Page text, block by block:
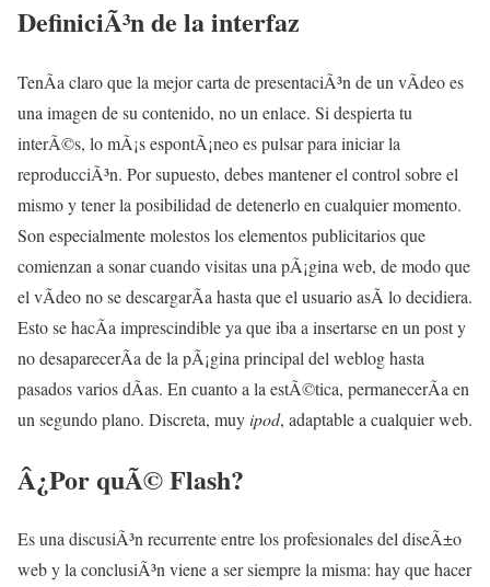
DefiniciÃ³n de la interfaz
TenÃ­a claro que la mejor carta de presentaciÃ³n de un vÃ­deo es
una imagen de su contenido, no un enlace. Si despierta tu
interÃ©s, lo mÃ¡s espontÃ¡neo es pulsar para iniciar la
reproducciÃ³n. Por supuesto, debes mantener el control sobre el
mismo y tener la posibilidad de detenerlo en cualquier momento.
Son especialmente molestos los elementos publicitarios que
comienzan a sonar cuando visitas una pÃ¡gina web, de modo que
el vÃ­deo no se descargarÃ­a hasta que el usuario asÃ­ lo decidiera.
Esto se hacÃ­a imprescindible ya que iba a insertarse en un post y
no desaparecerÃ­a de la pÃ¡gina principal del weblog hasta
pasados varios dÃ­as. En cuanto a la estÃ©tica, permanecerÃ­a en
un segundo plano. Discreta, muy ipod, adaptable a cualquier web.
Â¿Por quÃ© Flash?
Es una discusiÃ³n recurrente entre los profesionales del diseÃ±o
web y la conclusiÃ³n viene a ser siempre la misma: hay que hacer